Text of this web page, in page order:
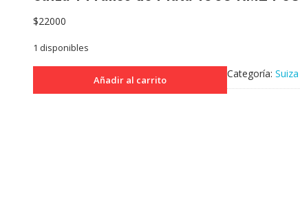
$22000
1 disponibles
Añadir al carrito Categoría:Suiza